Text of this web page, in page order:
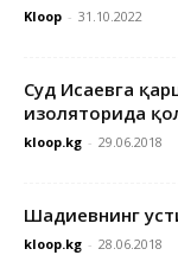
Kloop - 31.10.2022
Суд Исаевга
изоляторида
kloop.kg - 29.06.2018
Шадиевнинг
kloop.kg - 28.06.2018